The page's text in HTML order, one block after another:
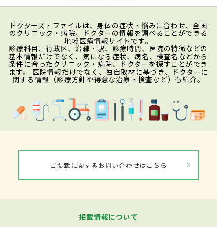
ドクターズ・ファイルは、身体の症状・悩みに合わせ、全国
のクリニック・病院、ドクターの情報を調べることができる
地域医療情報サイトです。
診療科目、行政区、沿線・駅、診療時間、医院の特徴などの
基本情報だけでなく、気になる症状、病名、検査名などから
条件に合ったクリニック・病院、ドクターを探すことができ
ます。 医院情報だけでなく、独自取材に基づき、ドクターに
関する情報（診療方針や得意な治療・検査など）も紹介。
ご掲載に関するお問い合わせはこちら
掲載情報について